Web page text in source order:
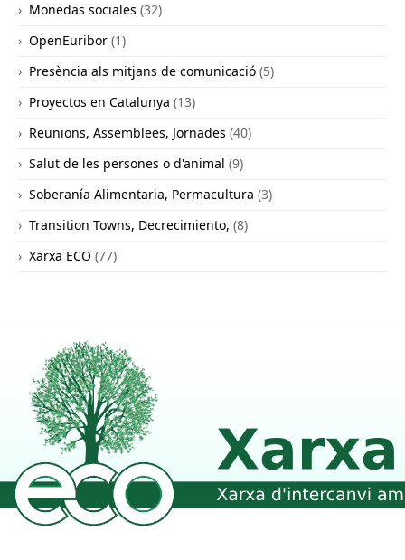
Monedas sociales (32)
OpenEuribor (1)
Presència als mitjans de comunicació (5)
Proyectos en Catalunya (13)
Reunions, Assemblees, Jornades (40)
Salut de les persones o d'animal (9)
Soberanía Alimentaria, Permacultura (3)
Transition Towns, Decrecimiento, (8)
Xarxa ECO (77)